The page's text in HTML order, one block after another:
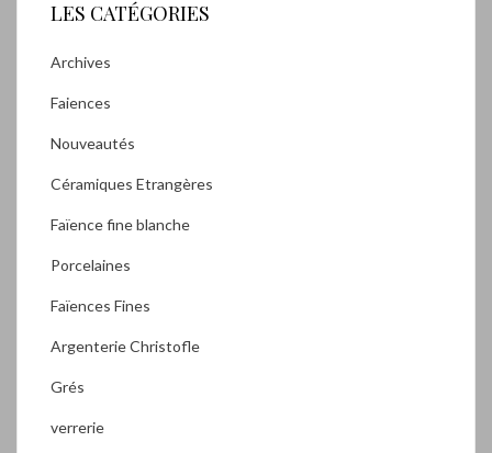
LES CATÉGORIES
Archives
Faiences
Nouveautés
Céramiques Etrangères
Faïence fine blanche
Porcelaines
Faïences Fines
Argenterie Christofle
Grés
verrerie